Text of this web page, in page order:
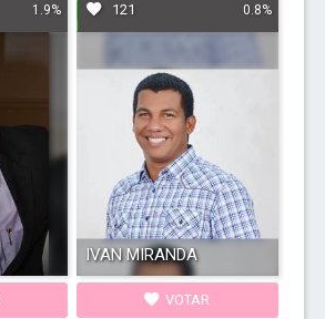
1.9% 121 0.8%
IVAN MIRANDA
VOTAR